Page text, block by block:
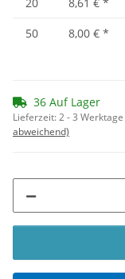
50
8,00 € *
36 Auf Lager
Lieferzeit:2 - 3 Werktage
abweichend)